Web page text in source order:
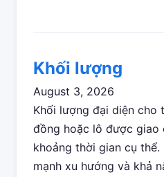
Khối lượng
August 3, 2026
Khối lượng đại diện cho
đồng hoặc lô được giao
khoảng thời gian cụ thể.
mạnh xu hướng và khả